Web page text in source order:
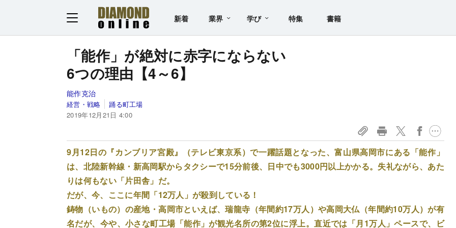
新着 業界 学び 特集 書籍
「能作」が絶対に赤字にならない
6つの理由【4～6】
能作克治
経営・戦略
踊る町工場
2019年12月21日 4:00
9月12日の『カンブリア宮殿』（テレビ東京系）で一躍話題となった、富山県高岡市にある「能作」
は、北陸新幹線・新高岡駅からタクシーで15分前後、日中でも3000円以上かかる。失礼ながら、あた
りは何もない「片田舎」だ。
だが、今、ここに年間「12万人」が殺到している！
鋳物（いもの）の産地・高岡市といえば、瑞龍寺（年間約17万人）や高岡大仏（年間約10万人）が有
名だが、今や、小さな町工場「能作」が観光名所の第2位に浮上。直近では「月1万人」ペースで、ビ